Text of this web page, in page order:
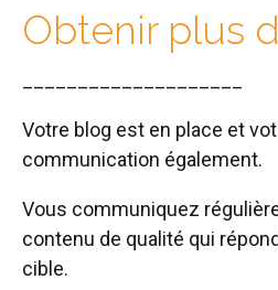
Obtenir plus
Votre blog est en place et
communication également.
Vous communiquez
contenu de qualité qui
cible.